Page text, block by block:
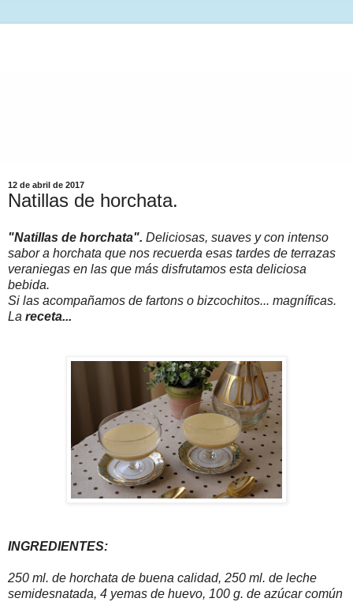
12 de abril de 2017
Natillas de horchata.
"Natillas de horchata". Deliciosas, suaves y con intenso
sabor a horchata que nos recuerda esas tardes de terrazas
veraniegas en las que más disfrutamos esta deliciosa
bebida.
Si las acompañamos de fartons o bizcochitos... magníficas.
La receta...
INGREDIENTES:
250 ml. de horchata de buena calidad, 250 ml. de leche
semidesnatada, 4 yemas de huevo, 100 g. de azúcar común